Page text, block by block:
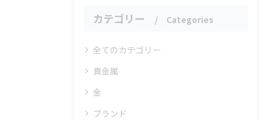
カテゴリー Categories
全てのカテゴリー
貴金属
金
ブランド